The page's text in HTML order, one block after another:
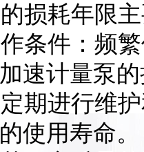
损耗年限
条件：频
速计量泵
期进行维
使用寿命。